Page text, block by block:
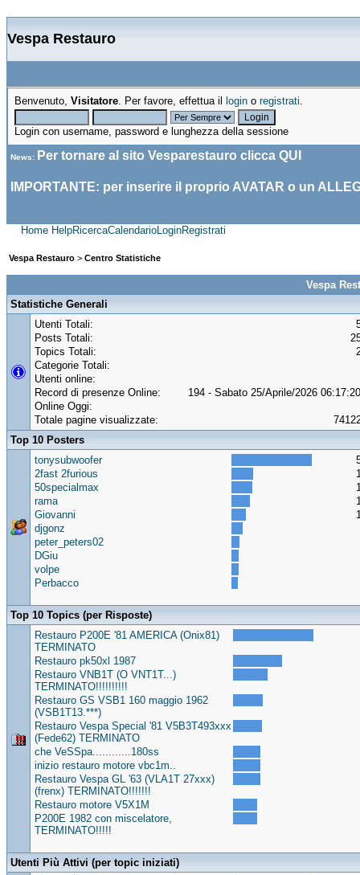
Vespa Restauro
Benvenuto, Visitatore. Per favore, effettua il login o registrati.
Login con username, password e lunghezza della sessione
News: Per tornare al sito Vesparestauro clicca QUI
IMPORTANTE: per inserire il proprio AVATAR o un
Home HelpRicercaCalendarioLoginRegistrati
Vespa Restauro > Centro Statistiche
Vespa
Statistiche Generali
Utenti Totali:
Posts Totali:
Topics Totali:
Categorie Totali:
Utenti online:
Record di presenze Online:
194 - Sabato 25/Aprile/2026
Online Oggi:
Totale pagine visualizzate:
Top 10 Posters
tonysubwoofer
2fast 2furious
50specialmax
rama
Giovanni
djgonz
peter_peters02
DGiu
volpe
Perbacco
Top 10 Topics (per Risposte)
Restauro P200E '81 AMERICA (Onix81)
TERMINATO
Restauro pk50xl 1987
Restauro VNB1T (O VNT1T...)
TERMINATO!!!!!!!!!!
Restauro GS VSB1 160 maggio 1962
(VSB1T13.***)
Restauro Vespa Special '81 V5B3T493xxx
(Fede62) TERMINATO
che VeSSpa............180ss
inizio restauro motore vbc1m..
Restauro Vespa GL '63 (VLA1T 27xxx)
(frenx) TERMINATO!!!!!!!
Restauro motore V5X1M
P200E 1982 con miscelatore,
TERMINATO!!!!!
Utenti Più Attivi (per topic iniziati)